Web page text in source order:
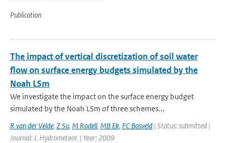
Publication
The impact of vertical discretization of soil water
flow on surface energy budgets simulated by the
Noah LSm
We investigate the impact on the surface energy budget
simulated by the Noah LSm of three schemes...
R van der Velde, Z Su, M Rodell, MB Ek, FC Bosveld | Status: submitted |
Journal: J. Hydrometeor. | Year: 2009